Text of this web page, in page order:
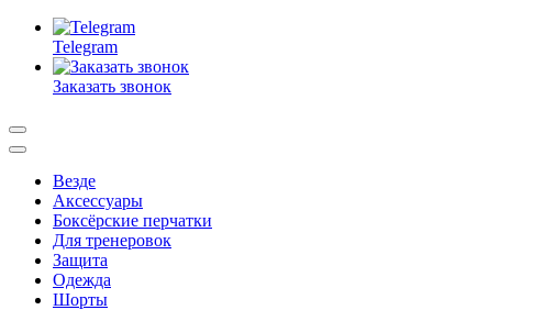
Telegram
Заказать звонок
Везде
Аксессуары
Боксёрские перчатки
Для тренеровок
Защита
Одежда
Шорты